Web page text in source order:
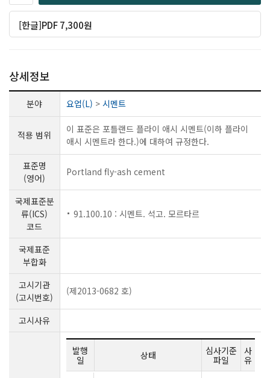
[한글]PDF 7,300원
상세정보
분야 요업(L) > 시멘트
적용 범위
이 표준은 포틀랜드 플라이 애시 시멘트(이하 플라이
애시 시멘트라 한다.)에 대하여 규정한다.
표준명
(영어)
Portland fly-ash cement
국제표준분
류(ICS)
코드
91.100.10 : 시멘트. 석고. 모르타르
국제표준
부합화
고시기관
(고시번호)
(제2013-0682 호)
고시사유
발행
일
상태
심사기준
파일
사
유